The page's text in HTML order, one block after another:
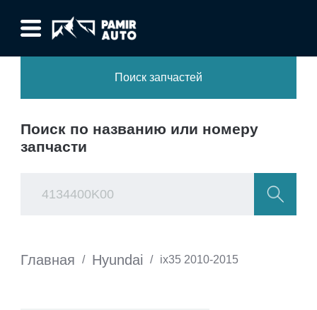
Поиск запчастей
Поиск по названию или номеру
запчасти
Главная / Hyundai / ix35 2010-2015